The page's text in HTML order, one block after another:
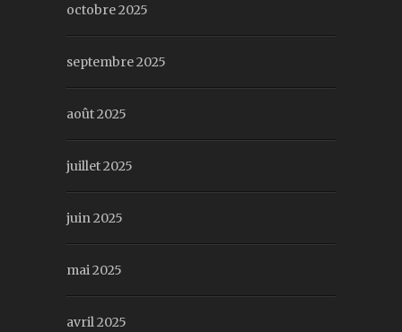
octobre 2025
septembre 2025
août 2025
juillet 2025
juin 2025
mai 2025
avril 2025